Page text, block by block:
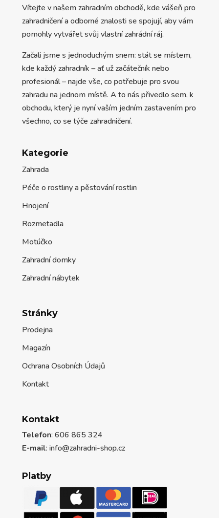
Vítejte v našem zahradním obchodě, kde vášeň pro
zahradničení a odborné znalosti se spojují, aby vám
pomohly vytvářet svůj vlastní zahrádní ráj.
Začali jsme s jednoduchým snem: stát se místem,
kde každý zahradník – ať už začátečník nebo
profesionál – najde vše, co potřebuje pro svou
zahradu na jednom místě. A to nás přivedlo sem, k
obchodu, který je nyní vaším jedním zastavením pro
všechno, co se týče zahradničení.
Kategorie
Zahrada
Péče o rostliny a pěstování rostlin
Hnojení
Rozmetadla
Motúčko
Zahradní domky
Zahradní nábytek
Stránky
Prodejna
Magazín
Ochrana Osobních Údajů
Kontakt
Kontakt
Telefon: 606 865 324
E-mail: info@zahradni-shop.cz
Platby